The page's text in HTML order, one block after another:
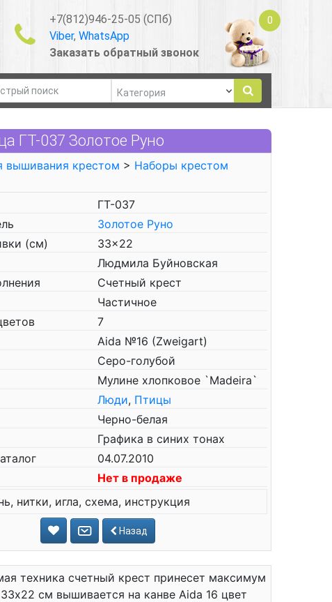
+7(812)946-25-05 (СПб)
Viber, WhatsApp
Заказать обратный звонок
0
ГТ-037 Золотое Руно
вышивания крестом > Наборы крестом
ГТ-037
Золотое Руно
(см)
33x22
Людмила Буйновская
Счетный крест
Частичное
7
Aida №16 (Zweigart)
Серо-голубой
Мулине хлопковое `Madeira`
Люди, Птицы
Черно-белая
Графика в синих тонах
04.07.2010
Нет в продаже
нитки, игла, схема, инструкция
Назад
техника счетный крест принесет максимум
см вышивается на канве Aida 16 цвет